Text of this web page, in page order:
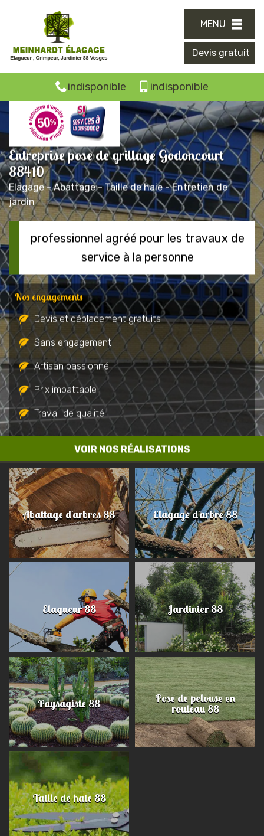
MENU
Devis gratuit
indisponible indisponible
Entreprise pose de grillage Godoncourt
88410
Elagage - Abattage - Taille de haie - Entretien de
jardin
VOIR NOS RÉALISATIONS
professionnel agréé pour les travaux de
service à la personne
Nos engagements
Devis et déplacement gratuits
Sans engagement
Artisan passionné
Prix imbattable
Travail de qualité
Abattage d'arbres 88 Elagage d'arbre 88
Elagueur 88 Jardinier 88
Paysagiste 88 Pose de pelouse en
rouleau 88
Taille de haie 88